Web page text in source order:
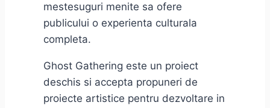
mestesuguri menite sa ofere
publicului o experienta culturala
completa.
Ghost Gathering este un proiect
deschis si accepta propuneri de
proiecte artistice pentru dezvoltare in